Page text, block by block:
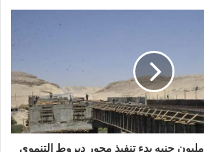
بتكلفة مليار و700 مليون جنيه بدء تنفيذ محور ديروط التنموى